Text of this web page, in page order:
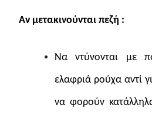
Αν μετακινούνται πεζή :
Να ντύνονται με
ελαφριά ρούχα αντί
να φορούν